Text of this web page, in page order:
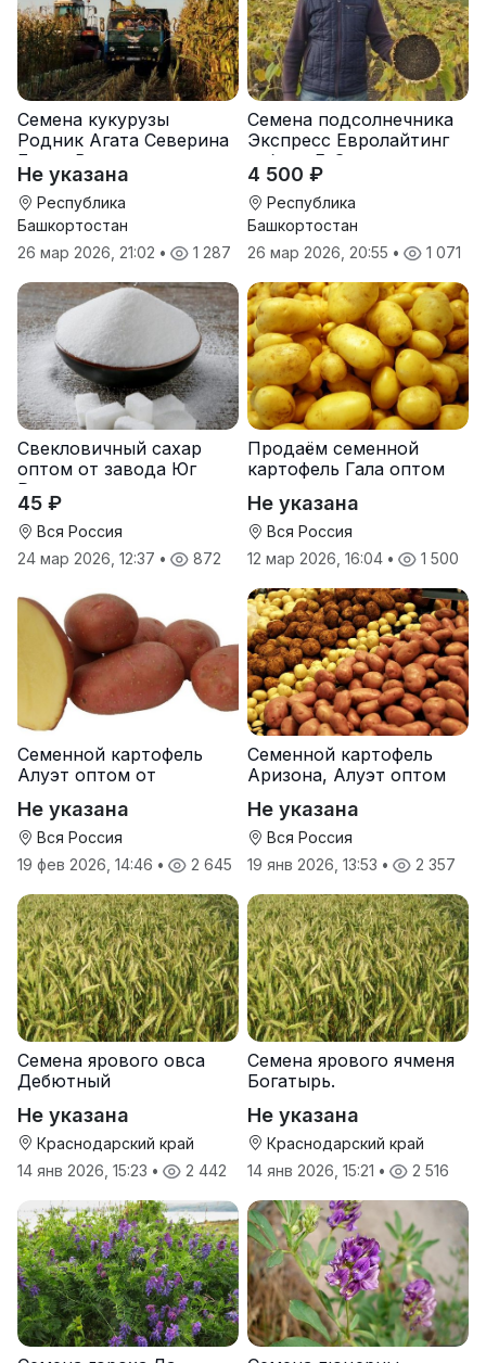
Семена кукурузы
Родник Агата Северина
Берта Вилора
Прохладненский Дарина
Росс Машук Катерина
Не указана
Республика
Башкортостан
26 мар 2026, 21:02 • 1 287
Семена подсолнечника
Экспресс Евролайтинг
гибрид F-G+
4 500 ₽
Республика
Башкортостан
26 мар 2026, 20:55 • 1 071
Свекловичный сахар
оптом от завода Юг
Руси
45 ₽
Вся Россия
24 мар 2026, 12:37 • 872
Продаём семенной
картофель Гала оптом
Не указана
Вся Россия
12 мар 2026, 16:04 • 1 500
Семенной картофель
Алуэт оптом от
Не указана
Вся Россия
19 фев 2026, 14:46 • 2 645
Семенной картофель
Аризона, Алуэт оптом
Не указана
Вся Россия
19 янв 2026, 13:53 • 2 357
Семена ярового овса
Дебютный
Не указана
Краснодарский край
14 янв 2026, 15:23 • 2 442
Семена ярового ячменя
Богатырь.
Не указана
Краснодарский край
14 янв 2026, 15:21 • 2 516